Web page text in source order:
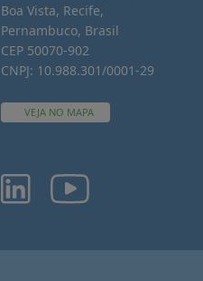
Boa Vista, Recife,
Pernambuco, Brasil
CEP 50070-902
CNPJ: 10.988.301/0001-29
VEJA NO MAPA